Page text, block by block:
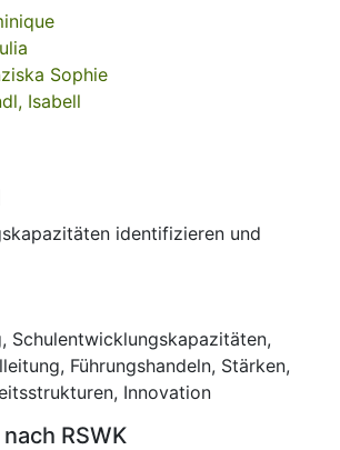
Sophie
Isabell
identifizieren und
, Schulentwicklungskapazitäten,
, Führungshandeln, Stärken,
, Innovation
RSWK